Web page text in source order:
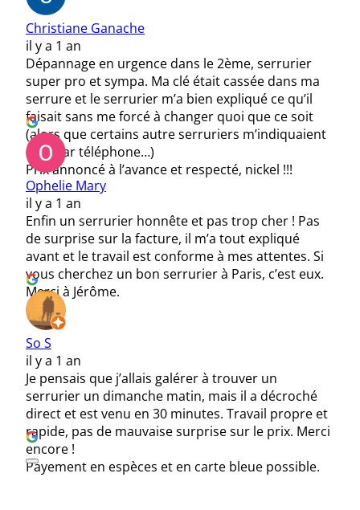
Christiane Ganache
il y a 1 an
Dépannage en urgence dans le 2ème, serrurier
super pro et sympa. Ma clé était cassée dans ma
serrure et le serrurier m’a bien expliqué ce qu’il
faisait sans me forcé à changer quoi que ce soit
(alors que certains autre serruriers m’indiquaient
déjà par téléphone…)
Prix annoncé à l’avance et respecté, nickel !!!
Ophelie Mary
il y a 1 an
Enfin un serrurier honnête et pas trop cher ! Pas
de surprise sur la facture, il m’a tout expliqué
avant et le travail est conforme à mes attentes. Si
vous cherchez un bon serrurier à Paris, c’est eux.
Merci à Jérôme.
So S
il y a 1 an
Je pensais que j’allais galérer à trouver un
serrurier un dimanche matin, mais il a décroché
direct et est venu en 30 minutes. Travail propre et
rapide, pas de mauvaise surprise sur le prix. Merci
encore !
Payement en espèces et en carte bleue possible.